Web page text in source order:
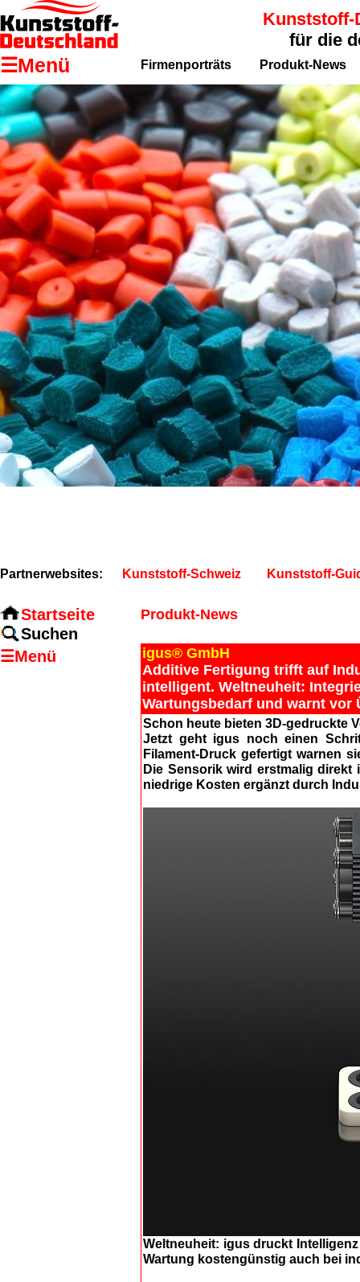
Produkt-News
igus® GmbH
Additive Fertigung trifft auf
intelligent. Weltneuheit:
Wartungsbedarf und warnt vor
Schon heute bieten 3D-gedruckte
Jetzt geht igus noch einen
Filament-Druck gefertigt warnen
Die Sensorik wird erstmalig
niedrige Kosten ergänzt durch
Weltneuheit: igus druckt
Wartung kostengünstig auch bei
Kunststoff-
für die
Startseite
Suchen
☰Menü
Partnerwebsites: Kunststoff-Schweiz Kunststoff-
☰Menü Firmenporträts Produkt-News